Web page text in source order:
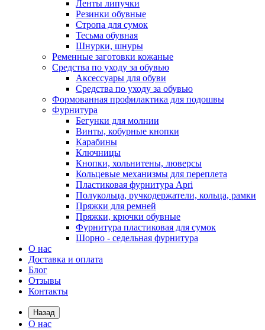
Ленты липучки
Резинки обувные
Стропа для сумок
Тесьма обувная
Шнурки, шнуры
Ременные заготовки кожаные
Средства по уходу за обувью
Аксессуары для обуви
Средства по уходу за обувью
Формованная профилактика для подошвы
Фурнитура
Бегунки для молнии
Винты, кобурные кнопки
Карабины
Ключницы
Кнопки, хольнитены, люверсы
Кольцевые механизмы для переплета
Пластиковая фурнитура Apri
Полукольца, ручкодержатели, кольца, рамки
Пряжки для ремней
Пряжки, крючки обувные
Фурнитура пластиковая для сумок
Шорно - седельная фурнитура
О нас
Доставка и оплата
Блог
Отзывы
Контакты
Назад
О нас